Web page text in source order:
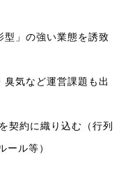
型」の強い業態を誘致
気など運営課題も出
契約に織り込む（行列
ール等）